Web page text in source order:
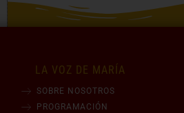
LA VOZ DE MARÍA
SOBRE NOSOTROS
PROGRAMACIÓN